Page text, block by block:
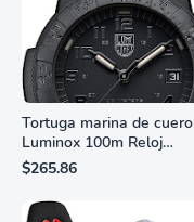
Tortuga marina de cuero
Luminox 100m Reloj
analógico de cuarzo
resistente al agua
$265.86